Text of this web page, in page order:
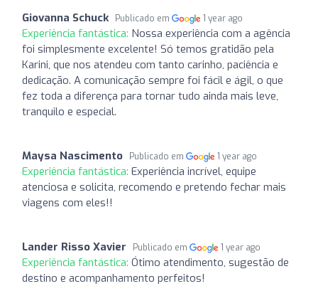
Giovanna Schuck Publicado em 1 year ago
Experiência fantástica: Nossa experiência com a agência
foi simplesmente excelente! Só temos gratidão pela
Karini, que nos atendeu com tanto carinho, paciência e
dedicação. A comunicação sempre foi fácil e ágil, o que
fez toda a diferença para tornar tudo ainda mais leve,
tranquilo e especial.
Maysa Nascimento Publicado em 1 year ago
Experiência fantástica: Experiência incrível, equipe
atenciosa e solicita, recomendo e pretendo fechar mais
viagens com eles!!
Lander Risso Xavier Publicado em 1 year ago
Experiência fantástica: Ótimo atendimento, sugestão de
destino e acompanhamento perfeitos!